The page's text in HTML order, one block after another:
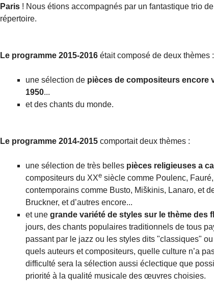
Paris ! Nous étions accompagnés par un fantastique trio
répertoire.
Le programme 2015-2016 était composé de deux thèmes :
une sélection de pièces de compositeurs encore
1950...
et des chants du monde.
Le programme 2014-2015 comportait deux thèmes :
une sélection de très belles pièces religieuses a
compositeurs du XXe siècle comme Poulenc,
contemporains comme Busto, Miškinis, Lanaro, et
Bruckner, et d’autres encore...
et une grande variété de styles sur le thème des
jours, des chants populaires traditionnels de tous
passant par le jazz ou les styles dits "classiques"
quels auteurs et compositeurs, quelle culture n’a
difficulté sera la sélection aussi éclectique que
priorité à la qualité musicale des œuvres choisies.